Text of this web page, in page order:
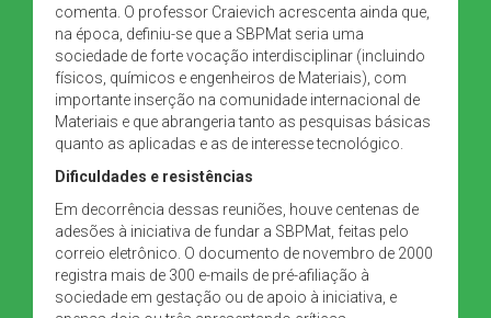
comenta. O professor Craievich acrescenta ainda que,
na época, definiu-se que a SBPMat seria uma
sociedade de forte vocação interdisciplinar (incluindo
físicos, químicos e engenheiros de Materiais), com
importante inserção na comunidade internacional de
Materiais e que abrangeria tanto as pesquisas básicas
quanto as aplicadas e as de interesse tecnológico.
Dificuldades e resistências
Em decorrência dessas reuniões, houve centenas de
adesões à iniciativa de fundar a SBPMat, feitas pelo
correio eletrônico. O documento de novembro de 2000
registra mais de 300 e-mails de pré-afiliação à
sociedade em gestação ou de apoio à iniciativa, e